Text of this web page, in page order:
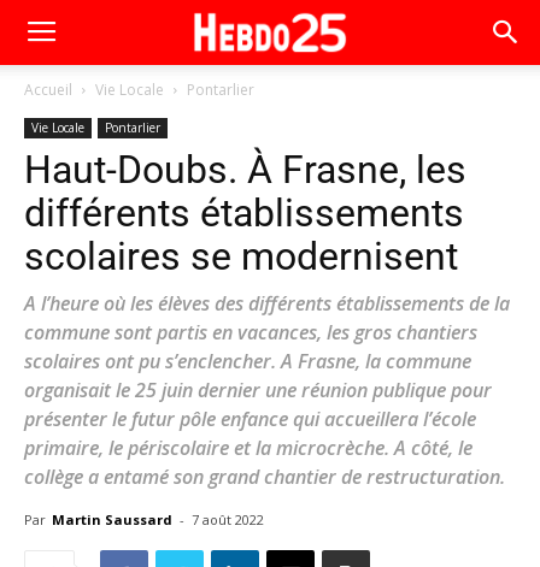
Accueil Vie Locale Pontarlier
Vie Locale Pontarlier
Haut-Doubs. À Frasne, les
différents établissements
scolaires se modernisent
A l’heure où les élèves des différents établissements de la
commune sont partis en vacances, les gros chantiers
scolaires ont pu s’enclencher. A Frasne, la commune
organisait le 25 juin dernier une réunion publique pour
présenter le futur pôle enfance qui accueillera l’école
primaire, le périscolaire et la microcrèche. A côté, le
collège a entamé son grand chantier de restructuration.
Par Martin Saussard - 7 août 2022